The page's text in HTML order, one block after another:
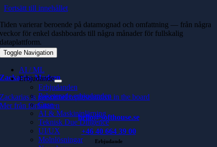
Fortsätt till innehållet
Toggle Navigation
AI / ML
Erbjudande
Erbjudanden
Paketerade erbjudanden
Case
AI & Maskininlärning
Teknisk Due Diligence
UI/UX
Molnlösningar
Tiden varierar beroende på datamognad och omfattning — från några
veckor för enkel dashboards till några månader för fullskalig
dataplattform.
Zackarias Madsen
Zackarias is personnel representative in the board
Mer från författaren
hello@softhouse.se
+46 40 664 39 00
Erbjudande